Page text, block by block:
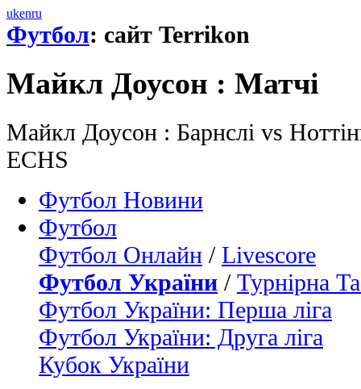
ukenru
Футбол: сайт Terrikon
Майкл Доусон : Матчi
Майкл Доусон : Барнслі vs
ECHS
Футбол Новини
Футбол
Футбол Онлайн / Livescore
Футбол України / Турнірна
Футбол України: Перша ліга
Футбол України: Друга ліга
Кубок України